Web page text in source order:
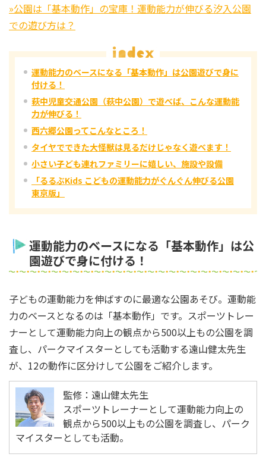
»公園は「基本動作」の宝庫！運動能力が伸びる汐入公園
での遊び方は？
運動能力のベースになる「基本動作」は公園遊びで身に
付ける！
萩中児童交通公園（萩中公園）で遊べば、こんな運動能
力が伸びる！
西六郷公園ってこんなところ！
タイヤでできた大怪獣は見るだけじゃなく遊べます！
小さい子ども連れファミリーに嬉しい、施設や設備
「るるぶKids こどもの運動能力がぐんぐん伸びる公園
東京版」
運動能力のベースになる「基本動作」は公
園遊びで身に付ける！
子どもの運動能力を伸ばすのに最適な公園あそび。運動能
力のベースとなるのは「基本動作」です。スポーツトレー
ナーとして運動能力向上の観点から500以上もの公園を調
査し、パークマイスターとしても活動する遠山健太先生
が、12の動作に区分けして公園をご紹介します。
監修：遠山健太先生
スポーツトレーナーとして運動能力向上の
観点から500以上もの公園を調査し、パーク
マイスターとしても活動。